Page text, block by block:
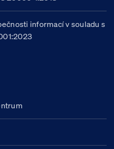
informací v souladu s